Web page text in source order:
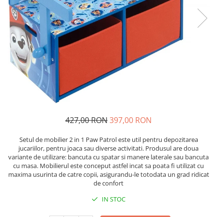
Scaune auto copii de la nastere
Scaune auto 9 kg +
Scaune auto 15 kg +
Inaltatoare auto copii
Scaune auto ISOFIX
Accesorii scaune auto
Scaune de masa
Patuturi lemn pana la 120 x 60 cm
Patuturi lemn 140 x 70 cm
Pat copii 160 x 80 cm
Pat tineret
427,00 RON397,00 RON
Setul de mobilier 2 in 1 Paw Patrol este util pentru depozitarea
jucariilor, pentru joaca sau diverse activitati. Produsul are doua
variante de utilizare: bancuta cu spatar si manere laterale sau bancuta
cu masa. Mobilierul este conceput astfel incat sa poata fi utilizat cu
maxima usurinta de catre copii, asigurandu-le totodata un grad ridicat
de confort
IN STOC